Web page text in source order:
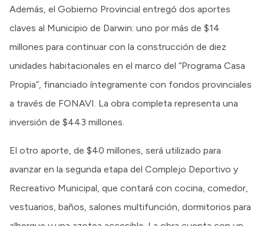
Además, el Gobierno Provincial entregó dos aportes
claves al Municipio de Darwin: uno por más de $14
millones para continuar con la construcción de diez
unidades habitacionales en el marco del “Programa Casa
Propia”, financiado íntegramente con fondos provinciales
a través de FONAVI. La obra completa representa una
inversión de $443 millones.
El otro aporte, de $40 millones, será utilizado para
avanzar en la segunda etapa del Complejo Deportivo y
Recreativo Municipal, que contará con cocina, comedor,
vestuarios, baños, salones multifunción, dormitorios para